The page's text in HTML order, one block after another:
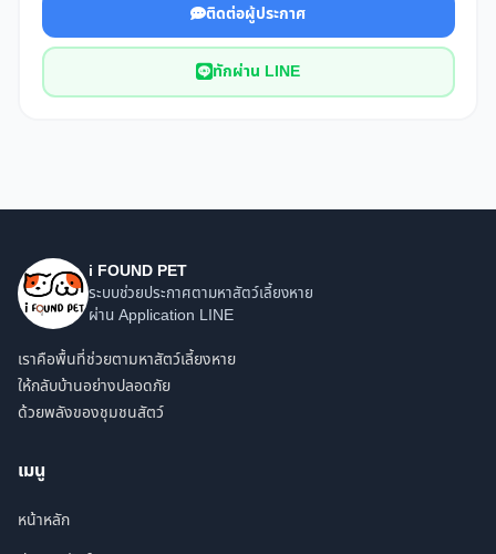
ติดต่อผู้ประกาศ
ทักผ่าน LINE
i FOUND PET
ระบบช่วยประกาศตามหาสัตว์เลี้ยงหาย
ผ่าน Application LINE
เราคือพื้นที่ช่วยตามหาสัตว์เลี้ยงหาย
ให้กลับบ้านอย่างปลอดภัย
ด้วยพลังของชุมชนสัตว์
เมนู
หน้าหลัก